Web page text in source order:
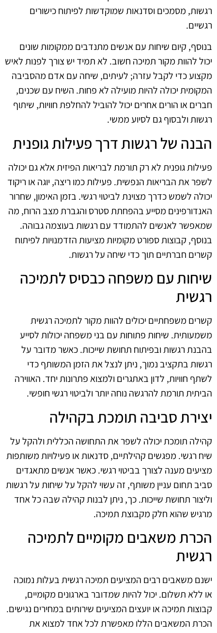
רגשות, מסמכים וסדנאות שמוקדשות לפיתוח כישורים
רגשיים.
בנוסף, קיום שיחות עם אנשים מתנדבים ממקומות שונים
יכול להוות מקור תמיכה חשוב. לא תמיד יש צורך לפנות לאיש
מקצוע כדי לקבל עזרה; לעיתים, שיחה עם אדם מהסביבה
המקומית יכולה להיות מועילה לא פחות. השיח עם שכנים,
חברים או הורים אחרים יכול להוביל להחלפת חוויות, שיתוף
רגשות ולבסוף גם לסיוע ממשי.
הבנה של רגשות דרך פעילות גופנית
פעילות גופנית לא רק תורמת לבריאות הפיזית אלא גם יכולה
לשפר את הבריאות הנפשית. פעילות כמו ריצה, יוגה או ריקוד
יכולה לשמש כדרך מצוינת לביטוי רגשי. בזמן האימון, שחרור
האנדורפינים מסייע בהפחתת סטרס והגברת מצב הרוח, מה
שמאפשר לאנשים להתמודד עם רגשות בעוצמה גבוהה.
בנוסף, קבוצות ספורט מקומיות מציעות הזדמנויות לפיתוח
קשרים חברתיים תוך כדי שיחה על רגשות.
שיחות עם משפחה כבסיס לתמיכה
רגשית
קשרים משפחתיים יכולים להוות מקור לתמיכה רגשית
משמעותית. שיחות פתוחות עם בני משפחה יכולות לסייע
בהבנת רגשות ובפיתוח תחושת שייכות. כאשר מדובר על
רגשות בתקציב נמוך, ניתן לנצל את הזמן המשותף כדי
לשתף חוויות, לדון באתגרים ולמצוא פתרונות יחד. האווירה
הביתית תורמת להרגשה נוחה יותר ולביטוי רגשי חופשי.
יצירת סביבה תומכת בקהילה
קהילה תומכת יכולה לשפר את התחושה הכללית ולהקל על
שיח רגשי. מפגשים קהילתיים, סדנאות או פעילויות משותפות
מציעים מענה לצורך בביטוי רגשי. כאשר אנשים מתאגדים
סביב תחום עניין משותף, זה עשוי להקל על שיחות על רגשות
וליצור תחושת שייכות. כך, ניתן לבנות קהילה שבה כל אחד
מרגיש שהוא חלק מקבוצת תמיכה.
הכרת משאבים מקומיים לתמיכה
רגשית
ישנם משאבים רבים המציעים תמיכה רגשית בעלות נמוכה
או ללא תשלום. יכול להיות שמדובר בארגונים מקומיים,
קבוצות תמיכה או יועצים המציעים שירותים במחירים נגישים.
הכרת המשאבים הללו מאפשרת לכל אחד למצוא את